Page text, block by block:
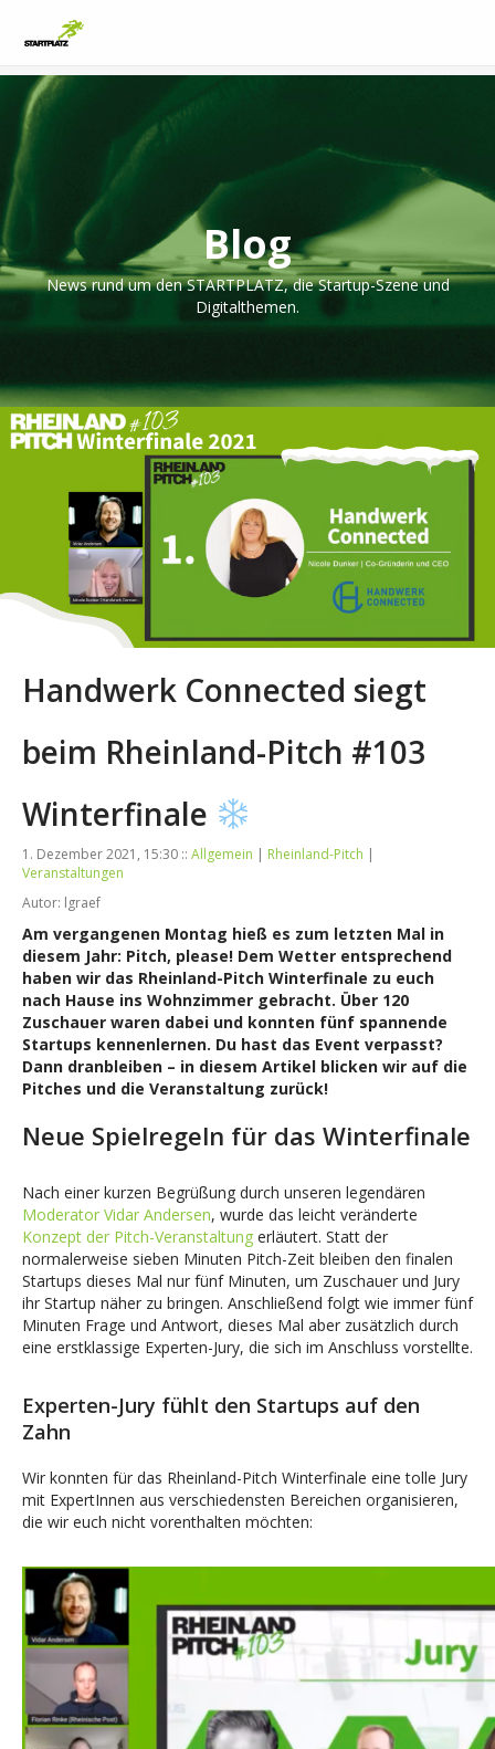
Blog
News rund um den STARTPLATZ, die Startup-Szene und
Digitalthemen.
Handwerk Connected siegt
beim Rheinland-Pitch #103
Winterfinale
1. Dezember 2021, 15:30 :: Allgemein | Rheinland-Pitch |
Veranstaltungen
Autor: lgraef
Am vergangenen Montag hieß es zum letzten Mal in
diesem Jahr: Pitch, please! Dem Wetter entsprechend
haben wir das Rheinland-Pitch Winterfinale zu euch
nach Hause ins Wohnzimmer gebracht. Über 120
Zuschauer waren dabei und konnten fünf spannende
Startups kennenlernen. Du hast das Event verpasst?
Dann dranbleiben – in diesem Artikel blicken wir auf die
Pitches und die Veranstaltung zurück!
Neue Spielregeln für das Winterfinale
Nach einer kurzen Begrüßung durch unseren legendären
Moderator Vidar Andersen, wurde das leicht veränderte
Konzept der Pitch-Veranstaltung erläutert. Statt der
normalerweise sieben Minuten Pitch-Zeit bleiben den finalen
Startups dieses Mal nur fünf Minuten, um Zuschauer und Jury
ihr Startup näher zu bringen. Anschließend folgt wie immer fünf
Minuten Frage und Antwort, dieses Mal aber zusätzlich durch
eine erstklassige Experten-Jury, die sich im Anschluss vorstellte.
Experten-Jury fühlt den Startups auf den
Zahn
Wir konnten für das Rheinland-Pitch Winterfinale eine tolle Jury
mit ExpertInnen aus verschiedensten Bereichen organisieren,
die wir euch nicht vorenthalten möchten: